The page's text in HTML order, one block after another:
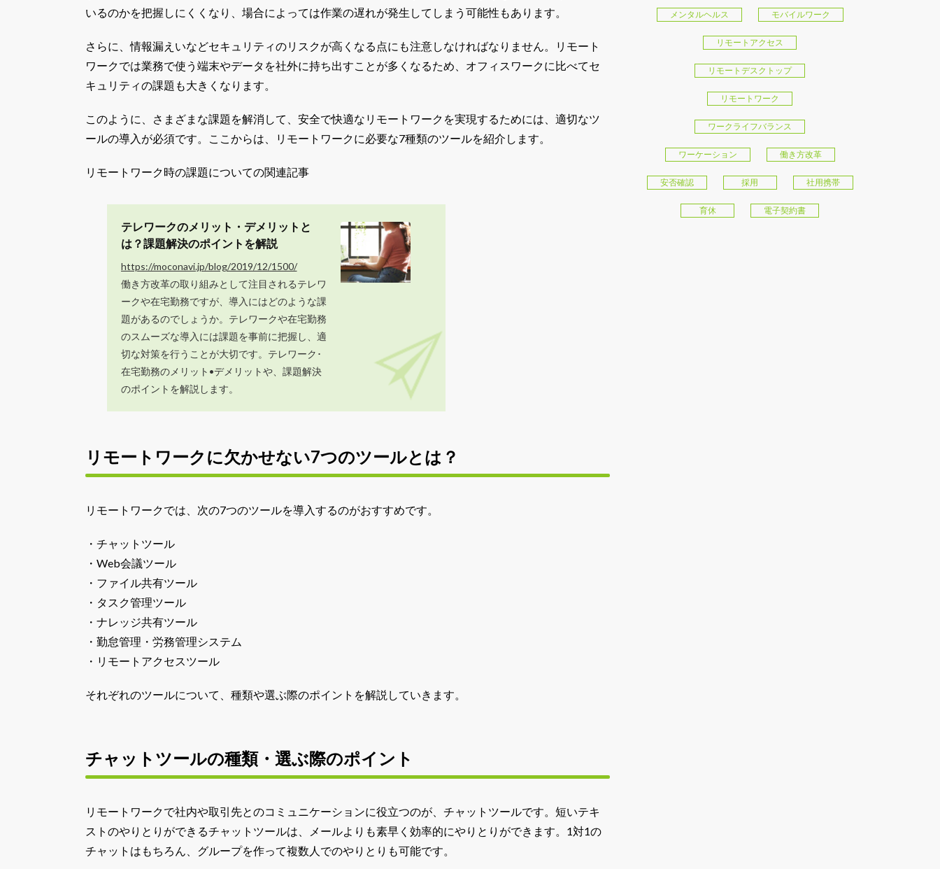
いるのかを把握しにくくなり、場合によっては作業の遅れが発生してしまう可能性もあります。
さらに、情報漏えいなどセキュリティのリスクが高くなる点にも注意しなければなりません。リモート
ワークでは業務で使う端末やデータを社外に持ち出すことが多くなるため、オフィスワークに比べてセ
キュリティの課題も大きくなります。
このように、さまざまな課題を解消して、安全で快適なリモートワークを実現するためには、適切なツ
ールの導入が必須です。ここからは、リモートワークに必要な7種類のツールを紹介します。
リモートワーク時の課題についての関連記事
テレワークのメリット・デメリットと
は？課題解決のポイントを解説
https://moconavi.jp/blog/2019/12/1500/
働き方改革の取り組みとして注目されるテレワ
ークや在宅勤務ですが、導入にはどのような課
題があるのでしょうか。テレワークや在宅勤務
のスムーズな導入には課題を事前に把握し、適
切な対策を行うことが大切です。テレワーク･
在宅勤務のメリット•デメリットや、課題解決
のポイントを解説します。
リモートワークに欠かせない7つのツールとは？
リモートワークでは、次の7つのツールを導入するのがおすすめです。
・チャットツール
・Web会議ツール
・ファイル共有ツール
・タスク管理ツール
・ナレッジ共有ツール
・勤怠管理・労務管理システム
・リモートアクセスツール
それぞれのツールについて、種類や選ぶ際のポイントを解説していきます。
チャットツールの種類・選ぶ際のポイント
リモートワークで社内や取引先とのコミュニケーションに役立つのが、チャットツールです。短いテキ
ストのやりとりができるチャットツールは、メールよりも素早く効率的にやりとりができます。1対1の
チャットはもちろん、グループを作って複数人でのやりとりも可能です。
メンタルヘルス モバイルワーク
リモートアクセス
リモートデスクトップ
リモートワーク
ワークライフバランス
ワーケーション 働き方改革
安否確認 採用 社用携帯
育休 電子契約書